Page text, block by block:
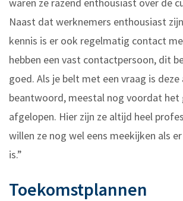
Naast dat werknemers enthousiast
kennis is er ook regelmatig contact
hebben een vast contactpersoon, dit
goed. Als je belt met een vraag is
beantwoord, meestal nog voordat het
afgelopen. Hier zijn ze altijd heel
willen ze nog wel eens meekijken als
is.”
Toekomstplannen